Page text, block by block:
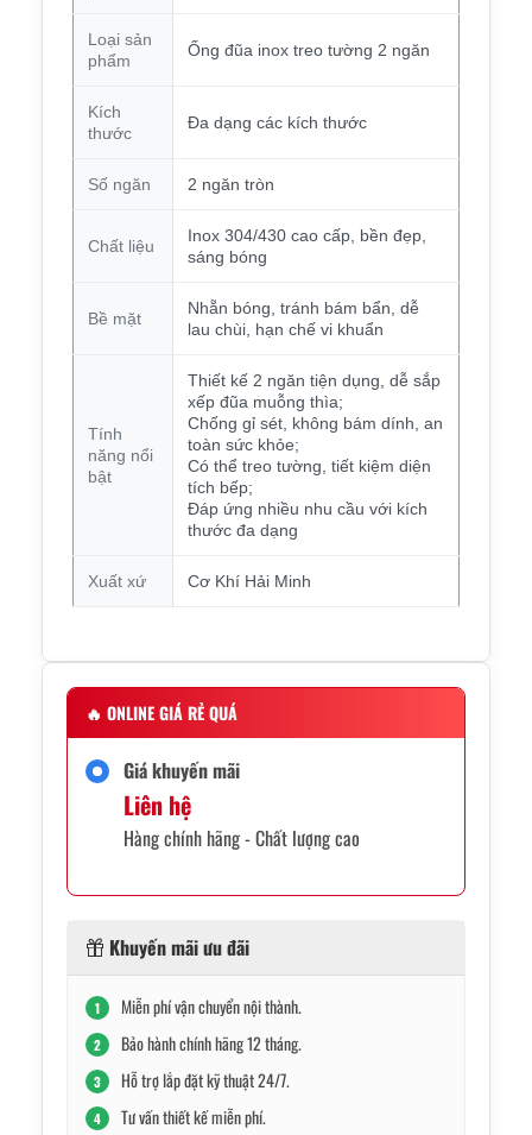
Loại sản
phẩm
Ống đũa inox treo tường 2 ngăn
Kích
thước
Đa dạng các kích thước
Số ngăn 2 ngăn tròn
Chất liệu
Inox 304/430 cao cấp, bền đẹp,
sáng bóng
Bề mặt
Nhẵn bóng, tránh bám bẩn, dễ
lau chùi, hạn chế vi khuẩn
Tính
năng nổi
bật
Thiết kế 2 ngăn tiện dụng, dễ sắp
xếp đũa muỗng thìa;
Chống gỉ sét, không bám dính, an
toàn sức khỏe;
Có thể treo tường, tiết kiệm diện
tích bếp;
Đáp ứng nhiều nhu cầu với kích
thước đa dạng
Xuất xứ Cơ Khí Hải Minh
🔥 ONLINE GIÁ RẺ QUÁ
Giá khuyến mãi
Liên hệ
Hàng chính hãng - Chất lượng cao
Khuyến mãi ưu đãi
1 Miễn phí vận chuyển nội thành.
2 Bảo hành chính hãng 12 tháng.
3 Hỗ trợ lắp đặt kỹ thuật 24/7.
4 Tư vấn thiết kế miễn phí.